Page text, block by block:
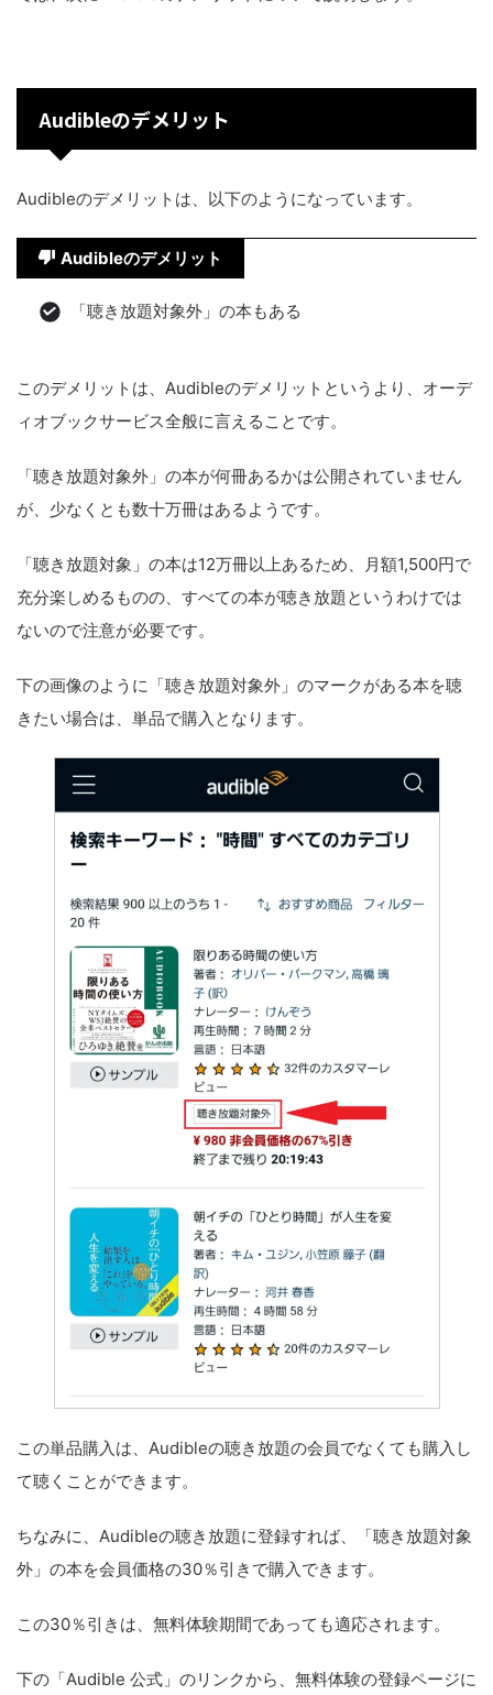
Audibleのデメリット
Audibleのデメリットは、以下のようになっています。
Audibleのデメリット
「聴き放題対象外」の本もある
このデメリットは、Audibleのデメリットというより、オーデ
ィオブックサービス全般に言えることです。
「聴き放題対象外」の本が何冊あるかは公開されていません
が、少なくとも数十万冊はあるようです。
「聴き放題対象」の本は12万冊以上あるため、月額1,500円で
充分楽しめるものの、すべての本が聴き放題というわけでは
ないので注意が必要です。
下の画像のように「聴き放題対象外」のマークがある本を聴
きたい場合は、単品で購入となります。
この単品購入は、Audibleの聴き放題の会員でなくても購入し
て聴くことができます。
ちなみに、Audibleの聴き放題に登録すれば、「聴き放題対象
外」の本を会員価格の30％引きで購入できます。
この30％引きは、無料体験期間であっても適応されます。
下の「Audible 公式」のリンクから、無料体験の登録ページに